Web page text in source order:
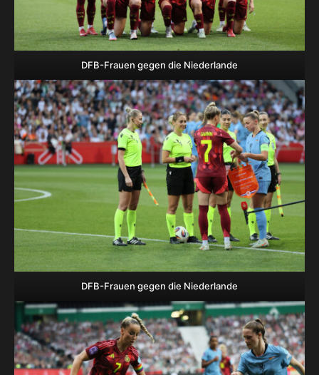
DFB-Frauen gegen die Niederlande
DFB-Frauen gegen die Niederlande